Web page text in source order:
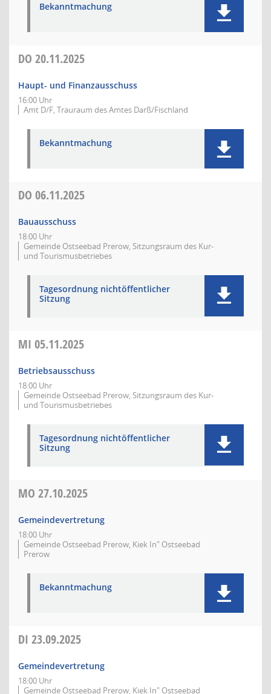
Bekanntmachung
DO 20.11.2025
Haupt- und Finanzausschuss
16:00 Uhr
Amt D/F, Trauraum des Amtes Darß/Fischland
Bekanntmachung
DO 06.11.2025
Bauausschuss
18:00 Uhr
Gemeinde Ostseebad Prerow, Sitzungsraum des Kur-
und Tourismusbetriebes
Tagesordnung nichtöffentlicher
Sitzung
MI 05.11.2025
Betriebsausschuss
18:00 Uhr
Gemeinde Ostseebad Prerow, Sitzungsraum des Kur-
und Tourismusbetriebes
Tagesordnung nichtöffentlicher
Sitzung
MO 27.10.2025
Gemeindevertretung
18:00 Uhr
Gemeinde Ostseebad Prerow, Kiek In" Ostseebad
Prerow
Bekanntmachung
DI 23.09.2025
Gemeindevertretung
18:00 Uhr
Gemeinde Ostseebad Prerow, Kiek In" Ostseebad